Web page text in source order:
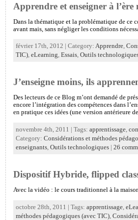
Apprendre et enseigner à
Dans la thématique et la problématique de ce
avant mais, sans négliger les conditions
février 17th, 2012 | Category: Apprendre,
TIC), eLearning, Essais, Outils
J’enseigne moins, ils
Des lecteurs de ce Blog m’ont demandé de
encore l’intégration des compétences dans
en pratique ces idées (une version antérieure
novembre 4th, 2011 | Tags: apprentissage,
Category: Considérations et méthodes
enseignants, Outils technologiques| 26
Dispositif Hybride, flipped
Avec la vidéo : le cours traditionnel à la
octobre 28th, 2011 | Tags: apprentissage,
méthodes pédagogiques (avec TIC),